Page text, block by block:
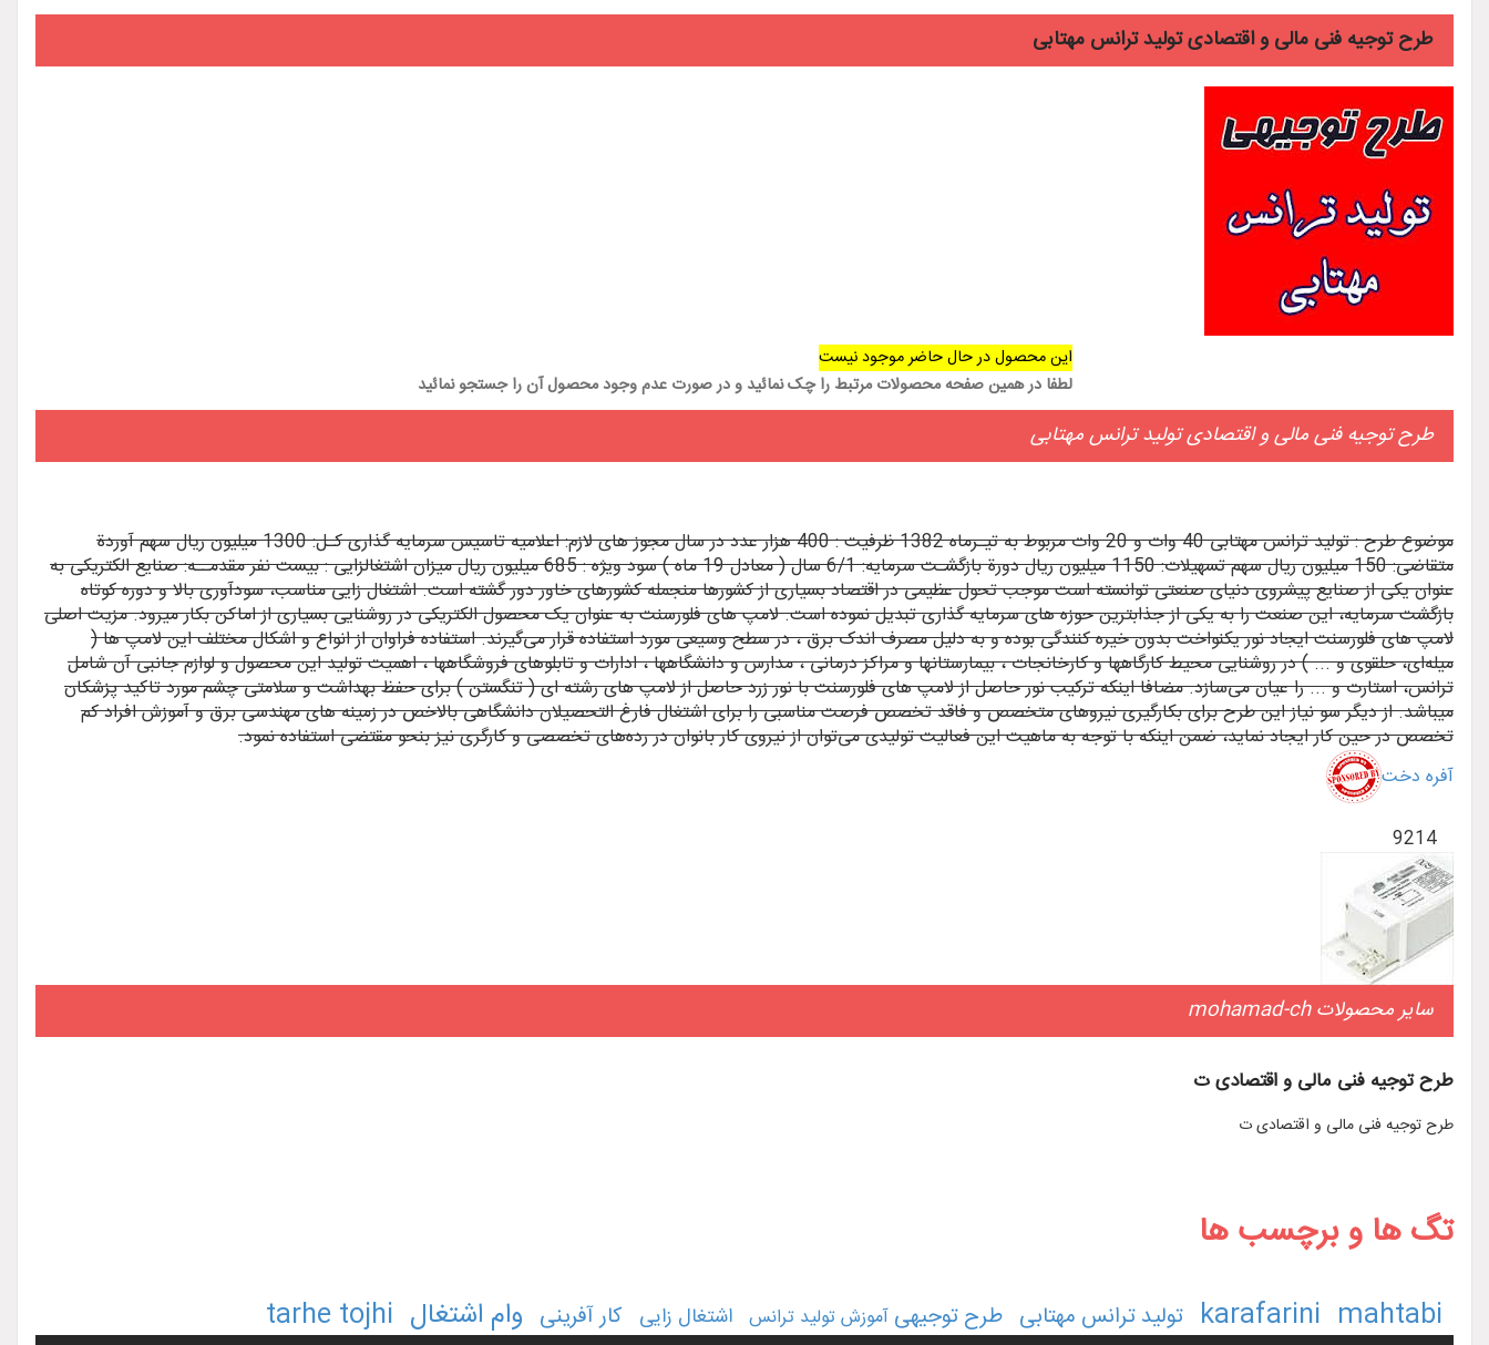
طرح توجیه فنی مالی و اقتصادی تولید ترانس مهتابی
این محصول در حال حاضر موجود نیست
لطفا در همین صفحه محصولات مرتبط را چک نمائید و در صورت عدم وجود محصول آن را جستجو نمائید
طرح توجیه فنی مالی و اقتصادی تولید ترانس مهتابی
موضوع طرح : تولید ترانس مهتابی 40 وات و 20 وات مربوط به تیـرماه 1382 ظرفیت : 400 هزار عدد در سال مجوز های لازم: اعلامیه تاسیس سرمایه گذاری کـل: 1300 میلیون ریال سهم آوردة
متقاضی: 150 میلیون ریال سهم تسهیلات: 1150 میلیون ریال دورة بازگشـت سرمایه: 6/1 سال ( معادل 19 ماه ) سود ویژه : 685 میلیون ریال میزان اشتغالزایی : بیست نفر مقدمــه: صنایع الکتریکی به
عنوان یکی از صنایع پیشروی دنیای صنعتی توانسته است موجب تحول عظیمی در اقتصاد بسیاری از کشورها منجمله کشورهای خاور دور گشته است. اشتغال زایی مناسب، سودآوری بالا و دوره کوتاه
بازگشت سرمایه، این صنعت را به یکی از جذابترین حوزه های سرمایه گذاری تبدیل نموده است. لامپ های فلورسنت به عنوان یک محصول الکتریکی در روشنایی بسیاری از اماکن بکار میرود. مزیت اصلی
لامپ های فلورسنت ایجاد نور یکنواخت بدون خیره کنندگی بوده و به دلیل مصرف اندک برق ، در سطح وسیعی مورد استفاده قرار می‌گیرند. استفاده فراوان از انواع و اشکال مختلف این لامپ ها (
میله‌ای، حلقوی و ... ) در روشنایی محیط کارگاهها و کارخانجات ، بیمارستانها و مراکز درمانی ، مدارس و دانشگاهها ، ادارات و تابلوهای فروشگاهها ، اهمیت تولید این محصول و لوازم جانبی آن شامل
ترانس، استارت و ... را عیان می‌سازد. مضافا اینکه ترکیب نور حاصل از لامپ های فلورسنت با نور زرد حاصل از لامپ های رشته ای ( تنگستن ) برای حفظ بهداشت و سلامتی چشم مورد تاکید پزشکان
میباشد. از دیگر سو نیاز این طرح برای بکارگیری نیروهای متخصص و فاقد تخصص فرصت مناسبی را برای اشتغال فارغ التحصیلان دانشگاهی بالاخص در زمینه های مهندسی برق و آموزش افراد کم
تخصص در حین کار ایجاد نماید، ضمن اینکه با توجه به ماهیت این فعالیت تولیدی می‌توان از نیروی کار بانوان در رده‌های تخصصی و کارگری نیز بنحو مقتضی استفاده نمود.
آفره دخت
9214
سایر محصولات mohamad-ch
طرح توجیه فنی مالی و اقتصادی ت
طرح توجیه فنی مالی و اقتصادی ت
تگ ها و برچسب ها
karafarini mahtabi تولید ترانس مهتابی طرح توجیهی آموزش تولید ترانس اشتغال زایی کار آفرینی وام اشتغال tarhe tojhi